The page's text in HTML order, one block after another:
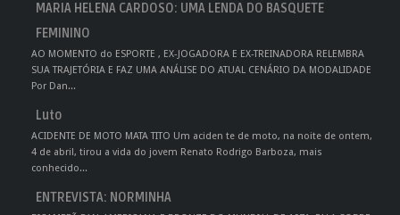
MARIA HELENA CARDOSO: UMA LENDA DO BASQUETE
FEMININO
AO MOMENTO do ESPORTE , EX-JOGADORA E EX-TREINADORA RELEMBRA
SUA TRAJETÓRIA E FAZ UMA ANÁLISE DO ATUAL CENÁRIO DA MODALIDADE
Por Dan...
Luto
ACIDENTE DE MOTO MATA TITO Um aciden te de moto, na noite de ontem,
4 de abril, tirou a vida do jovem Renato Rodrigo Barboza, mais
conhecido...
ENTREVISTA: NORMINHA